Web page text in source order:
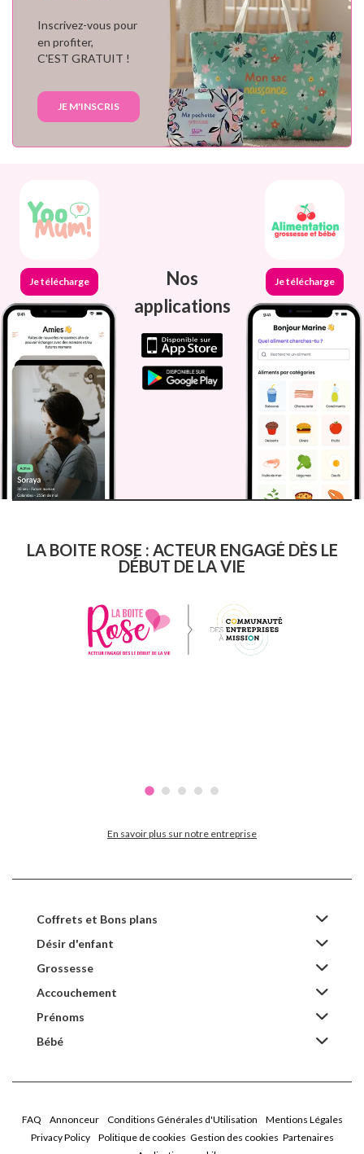
Inscrivez-vous pour
en profiter,
C'EST GRATUIT !
JE M'INSCRIS
Je télécharge
Nos
applications
Je télécharge
LA BOITE ROSE : ACTEUR ENGAGÉ DÈS LE
DÉBUT DE LA VIE
En savoir plus sur notre entreprise
Coffrets et Bons plans
Désir d'enfant
Grossesse
Accouchement
Prénoms
Bébé
FAQ Annonceur Conditions Générales d'Utilisation
Mentions Légales
Privacy Policy
Politique de cookies Gestion des cookies Partenaires